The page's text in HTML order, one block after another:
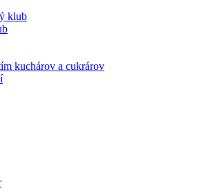
klub
kuchárov a cukrárov